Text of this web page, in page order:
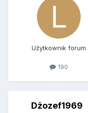
Użytkownik forum
190
Dżozef1969